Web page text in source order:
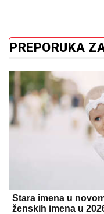
PREPORUKA
Stara imena u
ženskih imena u